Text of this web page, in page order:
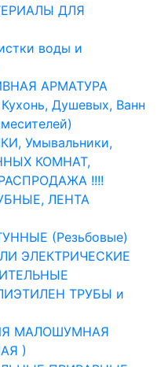
ДЛЯ
воды и
АРМАТУРА
Душевых, Ванн
Умывальники,
КОМНАТ,
!!!!
ЛЕНТА
(Резьбовые)
ЭЛЕКТРИЧЕСКИЕ
ТРУБЫ и
МАЛОШУМНАЯ
)